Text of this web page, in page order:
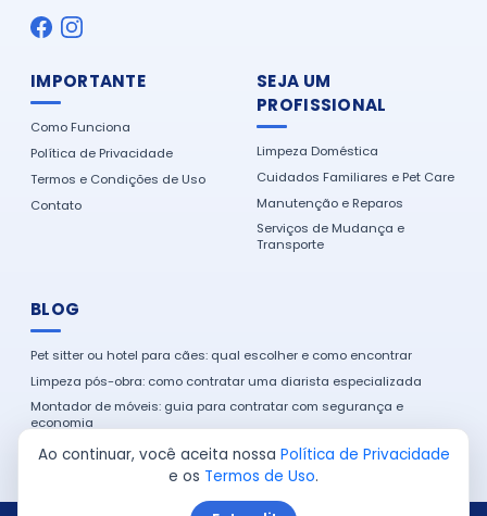
IMPORTANTE
Como Funciona
Política de Privacidade
Termos e Condições de Uso
Contato
SEJA UM
PROFISSIONAL
Limpeza Doméstica
Cuidados Familiares e Pet Care
Manutenção e Reparos
Serviços de Mudança e
Transporte
BLOG
Pet sitter ou hotel para cães: qual escolher e como encontrar
Limpeza pós-obra: como contratar uma diarista especializada
Montador de móveis: guia para contratar com segurança e
economia
Como encontrar um eletricista de confiança na sua cidade
Ao continuar, você aceita nossa Política de Privacidade
e os Termos de Uso.